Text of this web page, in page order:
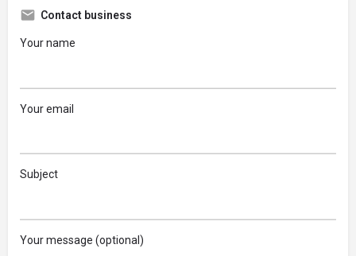
Contact business
Your name
Your email
Subject
Your message (optional)